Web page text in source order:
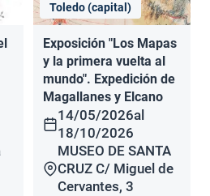
Toledo (capital)
Exposición "Los Mapas
y la primera vuelta al
mundo". Expedición de
Magallanes y Elcano
14/05/2026al
18/10/2026
MUSEO DE SANTA
CRUZ C/ Miguel de
Cervantes, 3